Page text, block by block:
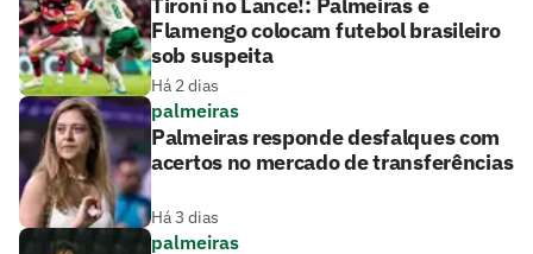
Flamengo colocam futebol brasileiro
sob suspeita
Há 2 dias
palmeiras
Palmeiras responde desfalques com
acertos no mercado de transferências
Há 3 dias
palmeiras